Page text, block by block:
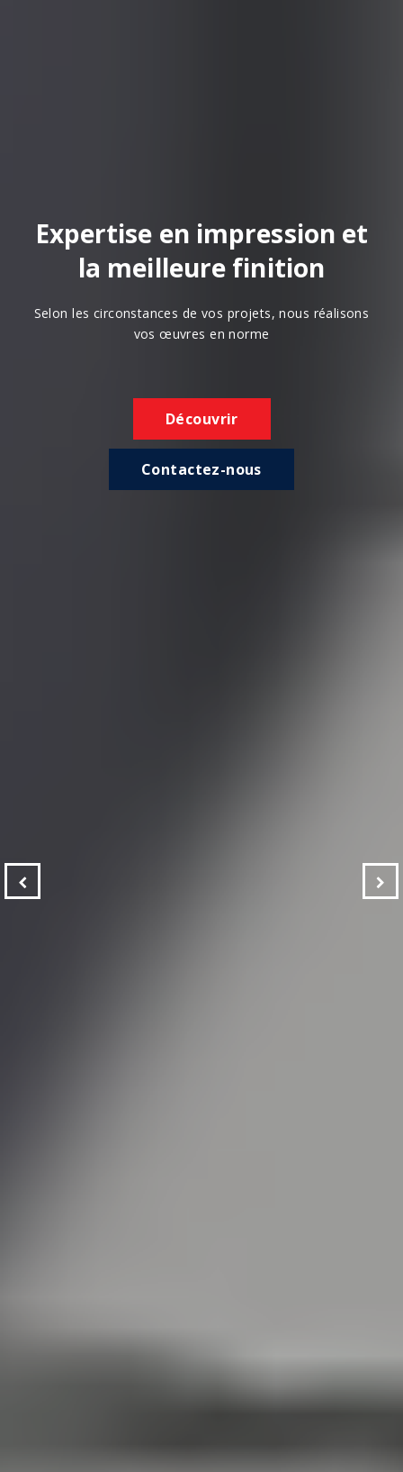
Expertise en impression et
la meilleure finition
Selon les circonstances de vos projets, nous réalisons
vos œuvres en norme
Découvrir
Contactez-nous